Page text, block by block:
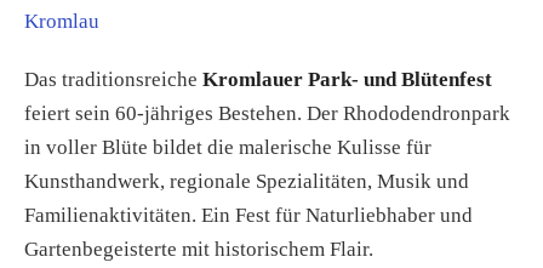
Kromlau
Das traditionsreiche Kromlauer Park- und Blütenfest
feiert sein 60-jähriges Bestehen. Der Rhododendronpark
in voller Blüte bildet die malerische Kulisse für
Kunsthandwerk, regionale Spezialitäten, Musik und
Familienaktivitäten. Ein Fest für Naturliebhaber und
Gartenbegeisterte mit historischem Flair.